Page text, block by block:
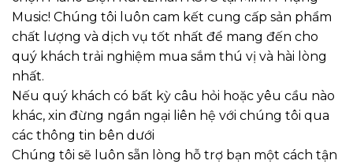
Music! Chúng tôi luôn cam kết cung cấp sản phẩm
chất lượng và dịch vụ tốt nhất để mang đến cho
quý khách trải nghiệm mua sắm thú vị và hài lòng
nhất.
Nếu quý khách có bất kỳ câu hỏi hoặc yêu cầu nào
khác, xin đừng ngần ngại liên hệ với chúng tôi qua
các thông tin bên dưới
Chúng tôi sẽ luôn sẵn lòng hỗ trợ bạn một cách tận